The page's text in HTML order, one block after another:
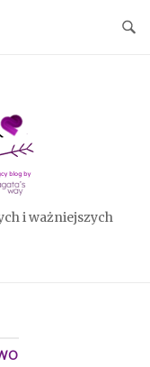
i ważniejszych